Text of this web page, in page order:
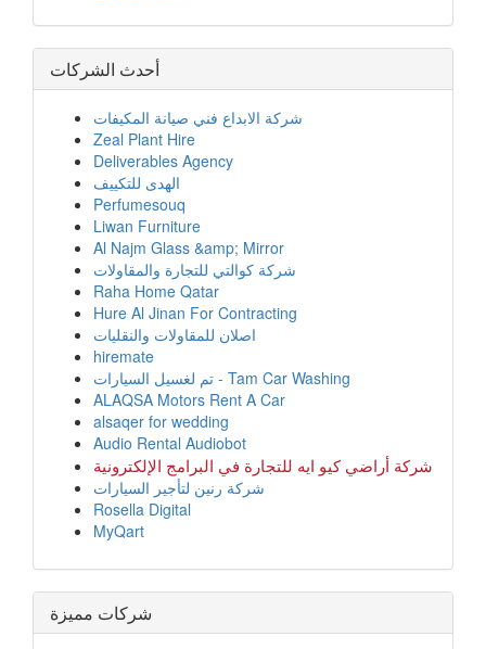
أحدث الشركات
شركة الابداع فني صيانة المكيفات
Zeal Plant Hire
Deliverables Agency
الهدى للتكييف
Perfumesouq
Liwan Furniture
Al Najm Glass &amp; Mirror
شركة كوالتي للتجارة والمقاولات
Raha Home Qatar
Hure Al Jinan For Contracting
اصلان للمقاولات والنقليات
hiremate
تم لغسيل السيارات - Tam Car Washing
ALAQSA Motors Rent A Car
alsaqer for wedding
Audio Rental Audiobot
شركة أراضي كيو ايه للتجارة في البرامج الإلكترونية
شركة رنين لتأجير السيارات
Rosella Digital
MyQart
شركات مميزة